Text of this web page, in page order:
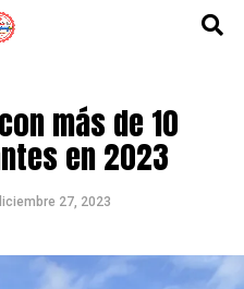
más de 10
en 2023
27, 2023